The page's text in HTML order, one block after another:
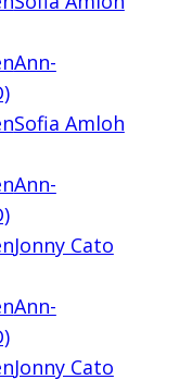
Ann-
Sofia Amloh
Ann-
Jonny Cato
Ann-
Jonny Cato